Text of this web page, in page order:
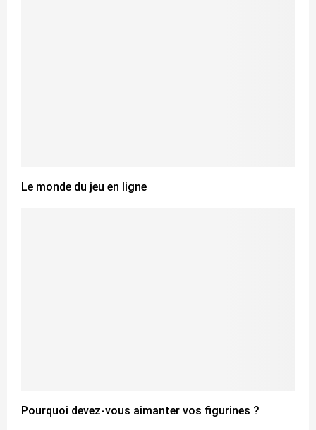
Le monde du jeu en ligne
Pourquoi devez-vous aimanter vos figurines ?